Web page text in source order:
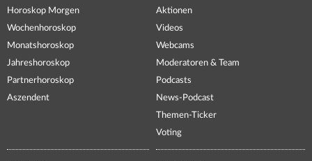
Horoskop Morgen
Wochenhoroskop
Monatshoroskop
Jahreshoroskop
Partnerhoroskop
Aszendent
Aktionen
Videos
Webcams
Moderatoren & Team
Podcasts
News-Podcast
Themen-Ticker
Voting